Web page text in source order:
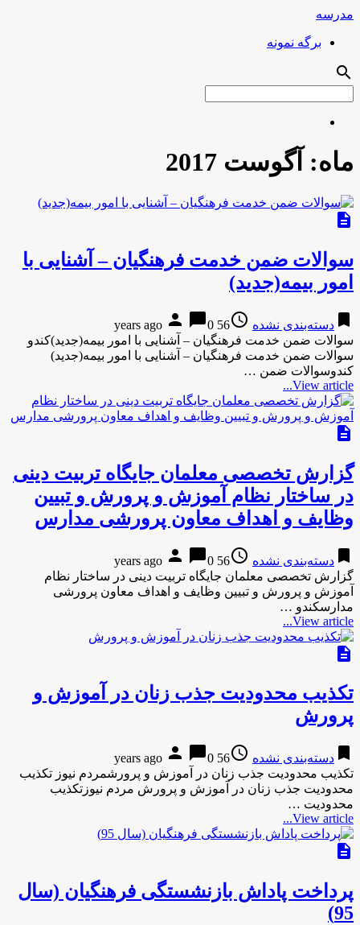
مدرسه
برگه نمونه
search
ماه: آگوست 2017
description
سوالات ضمن خدمت فرهنگیان – آشنایی با
امور بیمه(جدید)
bookmark دسته‌بندی نشده access_time
56 years ago
person chat_bubble0
سوالات ضمن خدمت فرهنگیان – آشنایی با امور بیمه(جدید)کندو
سوالات ضمن خدمت فرهنگیان – آشنایی با امور بیمه(جدید)
کندوسوالات ضمن …
View article...
description
گزارش تخصصی معلمان جایگاه تربیت دینی
در ساختار نظام آموزش و پرورش و تبیین
وظایف و اهداف معاون پرورشی مدارس
bookmark دسته‌بندی نشده access_time
56 years ago
person chat_bubble0
گزارش تخصصی معلمان جایگاه تربیت دینی در ساختار نظام
آموزش و پرورش و تبیین وظایف و اهداف معاون پرورشی
مدارسکندو …
View article...
description
تکذیب محدودیت جذب زنان در آموزش و
پرورش
bookmark دسته‌بندی نشده access_time
56 years ago
person chat_bubble0
تکذیب محدودیت جذب زنان در آموزش و پرورشمردم نیوز تکذیب
محدودیت جذب زنان در آموزش و پرورش مردم نیوزتکذیب
محدودیت …
View article...
description
پرداخت پاداش بازنشستگی فرهنگیان (سال
95)